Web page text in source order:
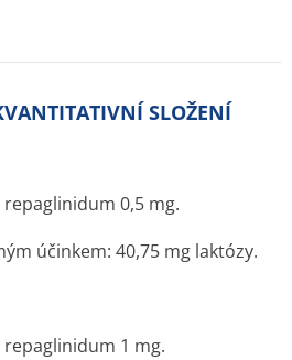
SLOŽENÍ
0,5 mg.
účinkem: 40,75 mg laktózy.
1 mg.